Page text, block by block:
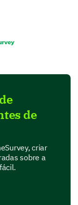
what needs to
of the
the
de
criar
sobre a